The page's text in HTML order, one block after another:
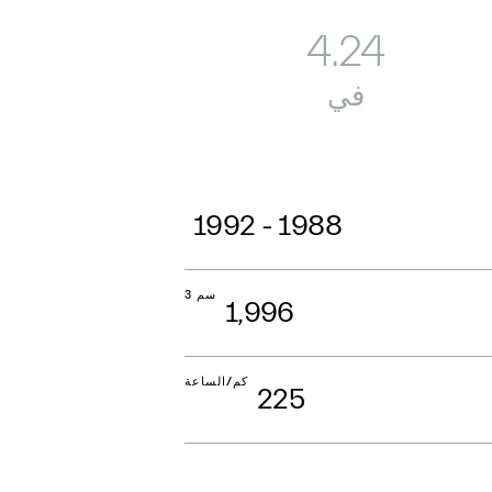
4.24
في
1988 - 1992
1,996
سم 3
225
كم/الساعة